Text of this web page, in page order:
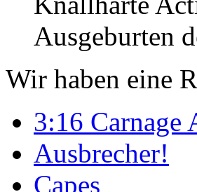
Ausgeburten
Wir haben eine
3:16 Carnage
Ausbrecher!
Capes